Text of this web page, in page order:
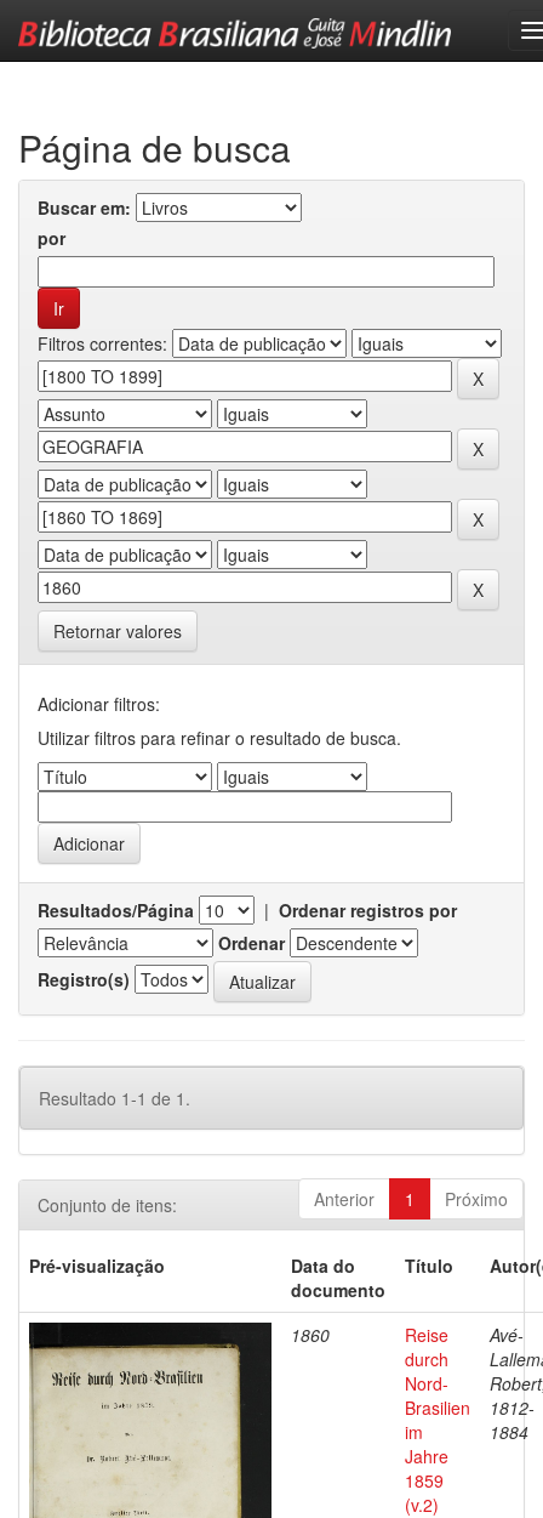
Página de busca
Buscar em:
por
Filtros correntes:
Retornar valores
Adicionar filtros:
Utilizar filtros para refinar o resultado de busca.
Resultados/Página | Ordenar registros por
Ordenar
Registro(s)
Resultado 1-1 de 1.
Anterior 1 Próximo
Conjunto de itens:
Pré-visualização
Data do
documento
Título
1860
Reise
durch
Nord-
Brasilien
im
Jahre
1859
(v.2)
Avé-
1812-
1884